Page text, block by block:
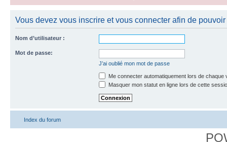
Vous devez vous inscrire et vous connecter afin de
Nom d’utilisateur :
Mot de passe:
J’ai oublié mon mot de passe
Me connecter automatiquement lors de chaque
Masquer mon statut en ligne lors de cette
Index du forum